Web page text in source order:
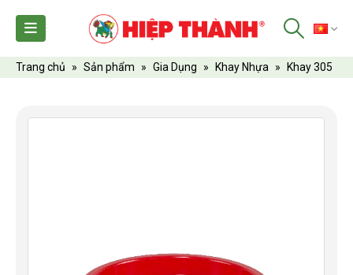
Trang chủ » Sản phẩm » Gia Dụng » Khay Nhựa » Khay 305